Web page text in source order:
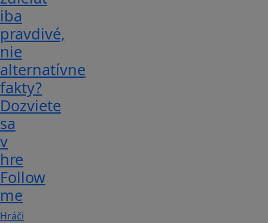
iba
pravdivé,
nie
alternatívne
fakty?
Dozviete
sa
v
hre
Follow
me
Hráči